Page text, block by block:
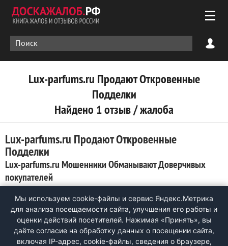
Lux-parfums.ru Продают Откровенные
Подделки
Найдено 1 отзыв / жалоба
Lux-parfums.ru Продают Откровенные
Подделки
Lux-parfums.ru Мошенники Обманывают Доверчивых
покупателей
Торгуют ОТКРОВЕННОЙ ЛИВАЧИНОЙ lux-parfums.ru!
Совсем пару дней назад купила 2 флакона туалетной воды.
Повёлся на бесплатную доставку и на дешевую цену, так
меня уверяли, что все качественно, что только они торгуют
Мы используем cookie-файлы и сервис Яндекс.Метрика
для анализа посещаемости сайта, улучшения его работы и
оценки действий посетителей. Нажимая «Принять», вы
даёте согласие на обработку данных о посещении сайта,
включая IP-адрес, cookie-файлы, сведения о браузере,